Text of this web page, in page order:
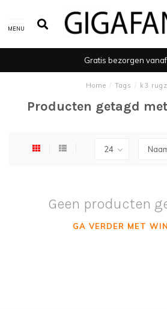
MENU
Gratis bezorgen
Home / Tags / k3
Producten getagd
Geen producten
GA VERDER MET